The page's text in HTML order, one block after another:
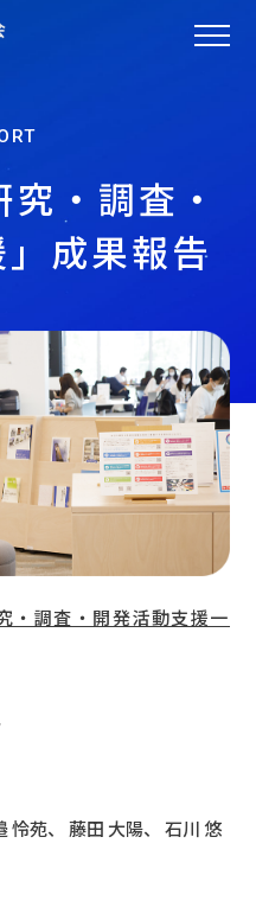
究・調査・
成果報告
・調査・開発活動支援一覧
怜苑、 藤田 大陽、 石川 悠